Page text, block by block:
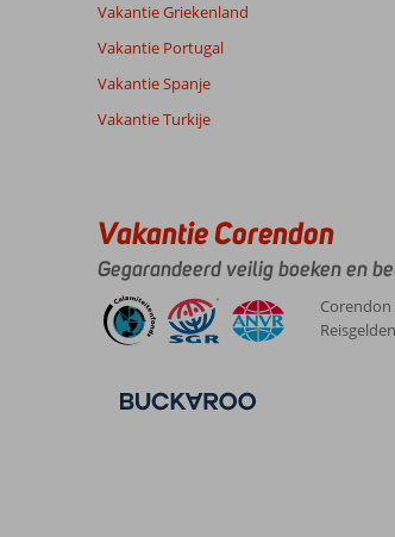
Vakantie Griekenland
Vakantie Portugal
Vakantie Spanje
Vakantie Turkije
Vakantie Corendon
Gegarandeerd veilig boeken en
Corendon